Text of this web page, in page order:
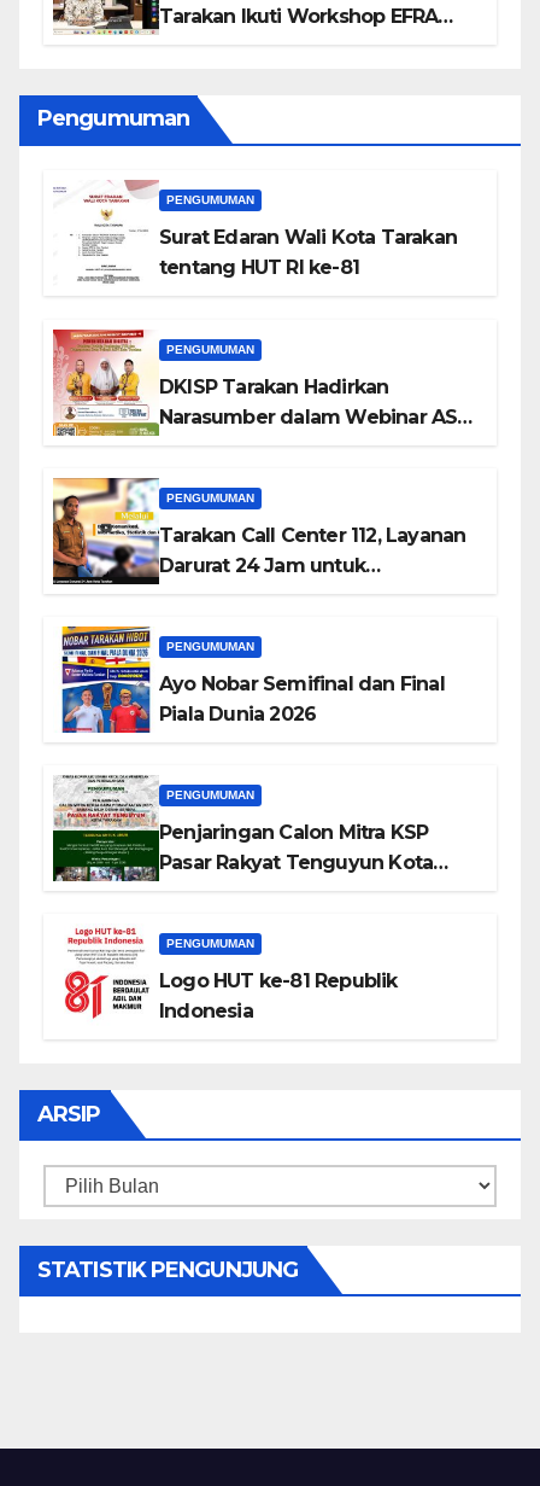
Tarakan Ikuti Workshop EFRA
Pengumuman
PENGUMUMAN
Surat Edaran Wali Kota Tarakan
tentang HUT RI ke-81
PENGUMUMAN
DKISP Tarakan Hadirkan
Narasumber dalam Webinar ASN
PENGUMUMAN
Tarakan Call Center 112, Layanan
Darurat 24 Jam untuk
PENGUMUMAN
Ayo Nobar Semifinal dan Final
Piala Dunia 2026
PENGUMUMAN
Penjaringan Calon Mitra KSP
Pasar Rakyat Tenguyun Kota
PENGUMUMAN
Logo HUT ke-81 Republik
Indonesia
ARSIP
Arsip
STATISTIK PENGUNJUNG